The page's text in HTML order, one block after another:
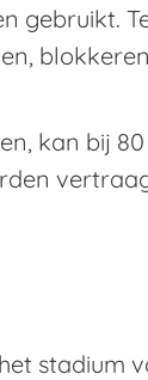
gebruikt.
kan bij
stadium